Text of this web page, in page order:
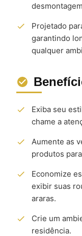
Projetado
garantindo
qualquer
Exiba seu
chame a
Aumente as
produtos
Economize
exibir suas
araras.
Crie um
residência.